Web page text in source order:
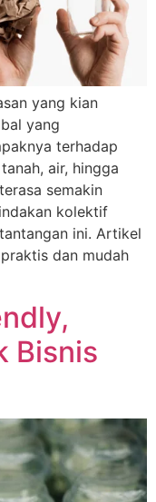
yang kian
yang
terhadap
air, hingga
semakin
kolektif
ini. Artikel
dan mudah
Bisnis